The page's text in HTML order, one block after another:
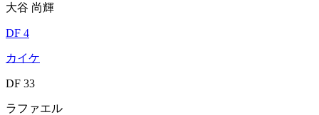
大谷 尚輝
DF 4
カイケ
DF 33
ラファエル